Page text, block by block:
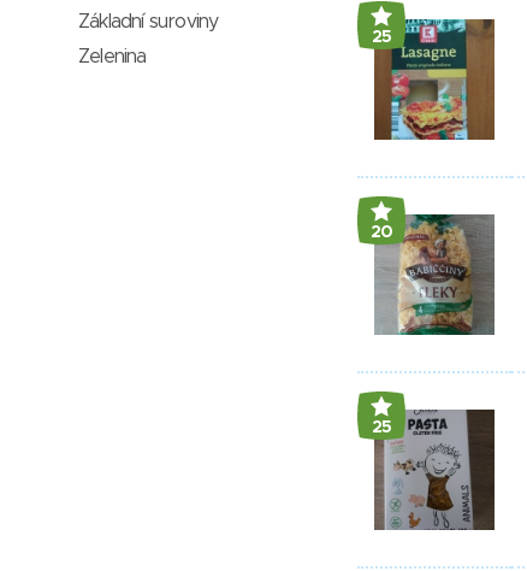
25
20
25
Základní suroviny
Zelenina